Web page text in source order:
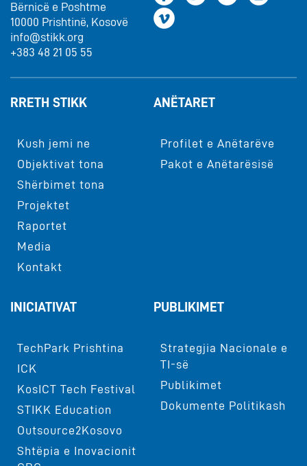
Bërnicë e Poshtme
10000 Prishtinë, Kosovë
info@stikk.org
+383 48 21 05 55
RRETH STIKK
Kush jemi ne
Objektivat tona
Shërbimet tona
Projektet
Raportet
Media
Kontakt
ANËTARET
Profilet e Anëtarëve
Pakot e Anëtarësisë
INICIATIVAT
TechPark Prishtina
ICK
KosICT Tech Festival
STIKK Education
Outsource2Kosovo
Shtëpia e Inovacionit
PUBLIKIMET
Strategjia Nacionale e
TI-së
Publikimet
Dokumente Politikash